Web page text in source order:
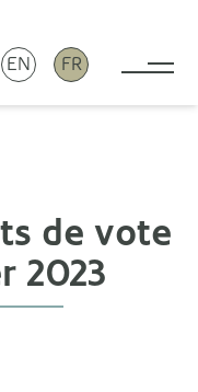
EN FR
de vote
2023